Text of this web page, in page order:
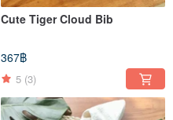
Cute Tiger Cloud Bib
367฿
5 (3)